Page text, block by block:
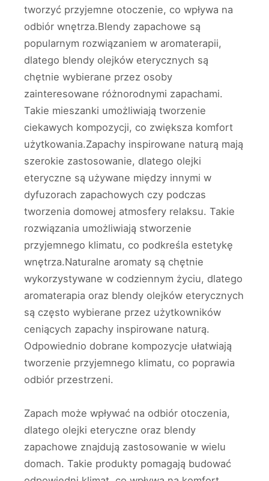
tworzyć przyjemne otoczenie, co wpływa na
odbiór wnętrza.Blendy zapachowe są
popularnym rozwiązaniem w aromaterapii,
dlatego blendy olejków eterycznych są
chętnie wybierane przez osoby
zainteresowane różnorodnymi zapachami.
Takie mieszanki umożliwiają tworzenie
ciekawych kompozycji, co zwiększa komfort
użytkowania.Zapachy inspirowane naturą mają
szerokie zastosowanie, dlatego olejki
eteryczne są używane między innymi w
dyfuzorach zapachowych czy podczas
tworzenia domowej atmosfery relaksu. Takie
rozwiązania umożliwiają stworzenie
przyjemnego klimatu, co podkreśla estetykę
wnętrza.Naturalne aromaty są chętnie
wykorzystywane w codziennym życiu, dlatego
aromaterapia oraz blendy olejków eterycznych
są często wybierane przez użytkowników
ceniących zapachy inspirowane naturą.
Odpowiednio dobrane kompozycje ułatwiają
tworzenie przyjemnego klimatu, co poprawia
odbiór przestrzeni.
Zapach może wpływać na odbiór otoczenia,
dlatego olejki eteryczne oraz blendy
zapachowe znajdują zastosowanie w wielu
domach. Takie produkty pomagają budować